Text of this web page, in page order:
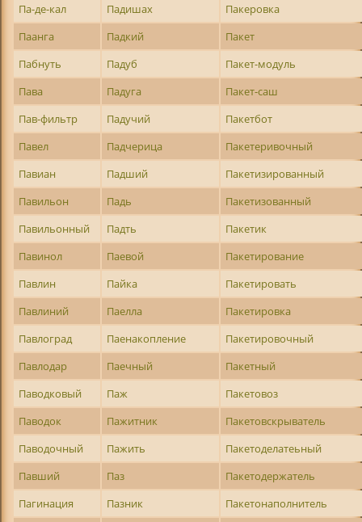
Па-де-кал
Падишах
Пакеровка
Паанга
Падкий
Пакет
Пабнуть
Падуб
Пакет-модуль
Пава
Падуга
Пакет-саш
Пав-фильтр
Падучий
Пакетбот
Павел
Падчерица
Пакетеривочный
Павиан
Падший
Пакетизированный
Павильон
Падь
Пакетизованный
Павильонный
Падть
Пакетик
Павинол
Паевой
Пакетирование
Павлин
Пайка
Пакетировать
Павлиний
Паелла
Пакетировка
Павлоград
Паенакопление
Пакетировочный
Павлодар
Паечный
Пакетный
Паводковый
Паж
Пакетовоз
Паводок
Пажитник
Пакетовскрыватель
Паводочный
Пажить
Пакетоделатеьный
Павший
Паз
Пакетодержатель
Пагинация
Пазник
Пакетонаполнитель